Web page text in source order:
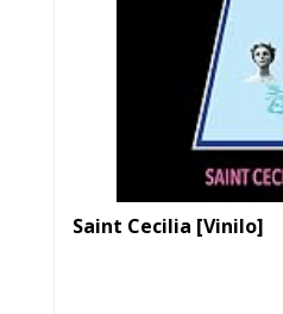
Saint Cecilia [Vinilo]